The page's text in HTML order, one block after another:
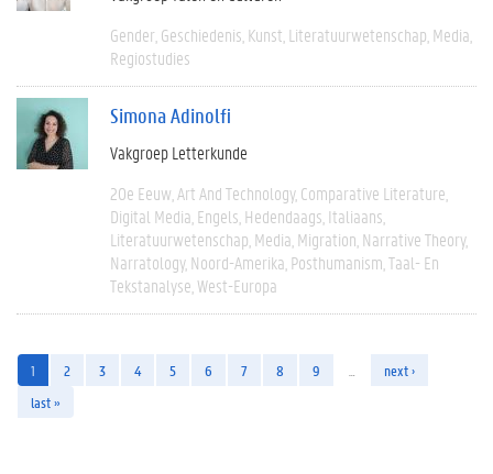
Gender Geschiedenis Kunst Literatuurwetenschap Media
Regiostudies
Simona Adinolfi
Vakgroep Letterkunde
20e Eeuw Art And Technology Comparative Literature
Digital Media Engels Hedendaags Italiaans
Literatuurwetenschap Media Migration Narrative Theory
Narratology Noord-Amerika Posthumanism Taal- En
Tekstanalyse West-Europa
1 2 3 4 5 6 7 8 9
next ›
last »